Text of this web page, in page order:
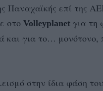
Παναχαϊκής επί της
στο Volleyplanet για τη
και για το…
στην ίδια φάση